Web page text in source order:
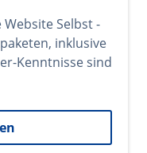
Selbst -
inklusive
Kenntnisse sind